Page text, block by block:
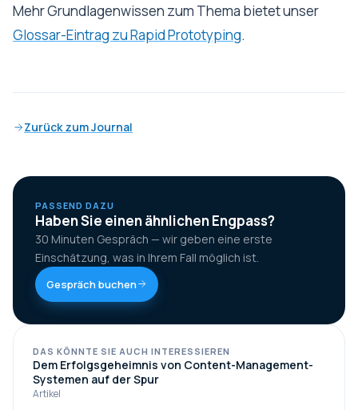
Mehr Grundlagenwissen zum Thema bietet unser
Glossar-Eintrag zu Rapid Prototyping.
Zurück zum Journal
PASSEND DAZU
Haben Sie einen ähnlichen Engpass?
30 Minuten Gespräch — wir geben eine erste
Einschätzung, was in Ihrem Fall möglich ist.
Gespräch buchen
DAS KÖNNTE SIE AUCH INTERESSIEREN
Dem Erfolgsgeheimnis von Content-Management-
Systemen auf der Spur
Artikel